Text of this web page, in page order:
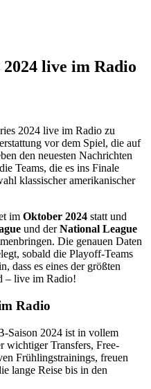
live im Radio
2024 live im Radio zu
vor dem Spiel, die auf
den neuesten Nachrichten
Teams, die es ins Finale
klassischer amerikanischer
im Oktober 2024 statt und
und derNational League
Die genauen Daten
sobald die Playoff-Teams
dass es eines der größten
– live im Radio!
Radio
Saison 2024 ist in vollem
wichtiger Transfers, Free-
Frühlingstrainings, freuen
lange Reise bis in den